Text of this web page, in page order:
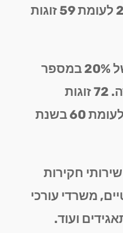
זוגות התגרשו ב-2023 לעומת 59 זוגות
2018 נרשמה עלייה של 20% במספר
המתגרשים באור יהודה. 72 זוגות
התגרשו בשנת 2018 לעומת 60 בשנת
חקירות
משרדי עורכי
ועוד.